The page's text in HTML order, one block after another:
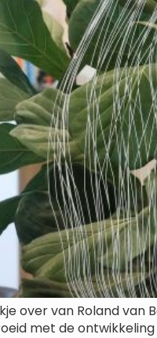
over van Roland van
met de